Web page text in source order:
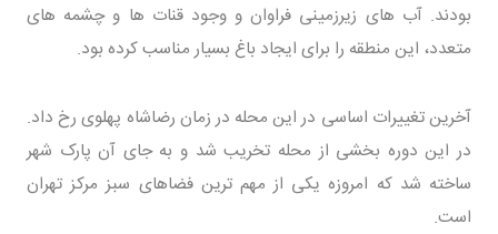
بودند. آب‌ های زیرزمینی فراوان و وجود قنات‌ ها و چشمه‌ های
متعدد، این منطقه را برای ایجاد باغ بسیار مناسب کرده بود.
آخرین تغییرات اساسی در این محله در زمان رضاشاه پهلوی رخ داد.
در این دوره بخشی از محله تخریب شد و به جای آن پارک شهر
ساخته شد که امروزه یکی از مهم‌ ترین فضاهای سبز مرکز تهران
است.